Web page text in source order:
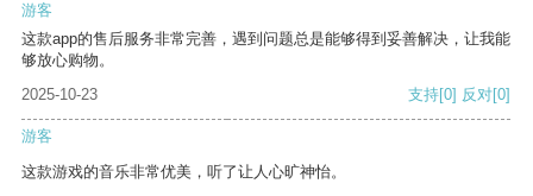
游客
这款app的售后服务非常完善，遇到问题总是能够得到妥善解决，让我能
够放心购物。
2025-10-23
支持[0] 反对[0]
游客
这款游戏的音乐非常优美，听了让人心旷神怡。